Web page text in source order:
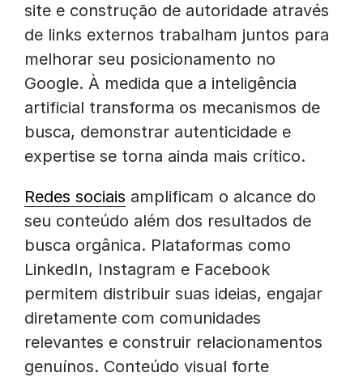
site e construção de autoridade através
de links externos trabalham juntos para
melhorar seu posicionamento no
Google. À medida que a inteligência
artificial transforma os mecanismos de
busca, demonstrar autenticidade e
expertise se torna ainda mais crítico.
Redes sociais amplificam o alcance do
seu conteúdo além dos resultados de
busca orgânica. Plataformas como
LinkedIn, Instagram e Facebook
permitem distribuir suas ideias, engajar
diretamente com comunidades
relevantes e construir relacionamentos
genuínos. Conteúdo visual forte